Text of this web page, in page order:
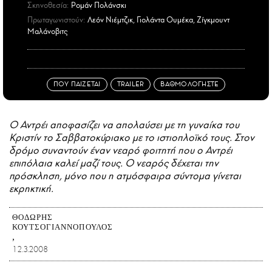
Σκηνοθεσία: Pομάν Πολάνσκι
Πρωταγωνιστούν: Λεόν Nιέμτζικ, Γιολάντα Oυμέκα, Zίγκμουντ
Mαλάνοβιτς
ΠΟΥ ΠΑΙΖΕΤΑΙ TRAILER ΒΑΘΜΟΛΟΓΗΣΤΕ
Ο Αντρέι αποφασίζει να απολαύσει με τη γυναίκα του
Κριστίν το Σαββατοκύριακο με το ιστιοπλοϊκό τους. Στον
δρόμο συναντούν έναν νεαρό φοιτητή που ο Αντρέι
επιπόλαια καλεί μαζί τους. Ο νεαρός δέχεται την
πρόσκληση, μόνο που η ατμόσφαιρα σύντομα γίνεται
εκρηκτική.
ΘΟΔΩΡΉΣ
ΚΟΥΤΣΟΓΙΑΝΝΌΠΟΥΛΟΣ
12.3.2008